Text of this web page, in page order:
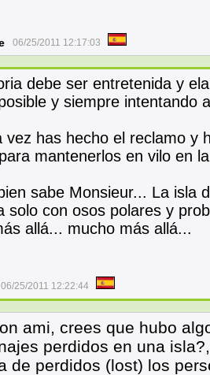
06/25/2011 12:17:03
debe ser entretenida y
y siempre intentando
vez has hecho el reclamo y
mantenerlos en vilo en
sabe Monsieur... La isla
solo con osos polares y
allá... mucho más allá...
06/25/2011 12:22:44
ami, crees que hubo
perdidos en una
de perdidos (lost) los